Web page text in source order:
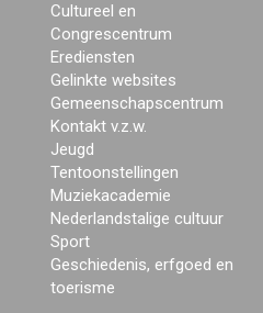
Cultureel en
Congrescentrum
Erediensten
Gelinkte websites
Gemeenschapscentrum
Kontakt v.z.w.
Jeugd
Tentoonstellingen
Muziekacademie
Nederlandstalige cultuur
Sport
Geschiedenis, erfgoed en
toerisme